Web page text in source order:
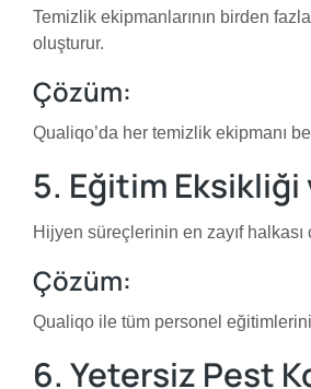
Temizlik ekipmanlarının birden
oluşturur.
Çözüm:
Qualiqo’da her temizlik ekipmanı
5. Eğitim Eksikliği
Hijyen süreçlerinin en zayıf
Çözüm:
Qualiqo ile tüm personel
6. Yetersiz Pest